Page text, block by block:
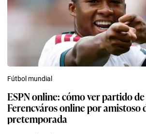
Fútbol mundial
ESPN online: cómo ver partido
Ferencváros online por amistoso
pretemporada